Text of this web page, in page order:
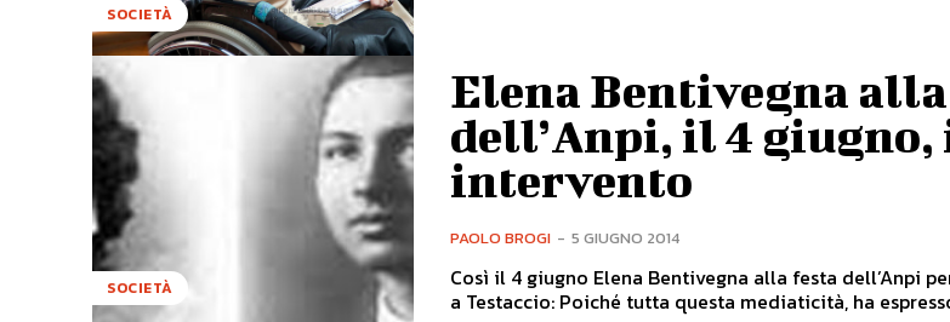
SOCIETÀ
SOCIETÀ
Elena Bentivegna
dell’Anpi, il 4 giugno,
intervento
PAOLO BROGI - 5 GIUGNO 2014
Così il 4 giugno Elena Bentivegna alla festa dell’Anpi
a Testaccio: Poiché tutta questa mediaticità, ha